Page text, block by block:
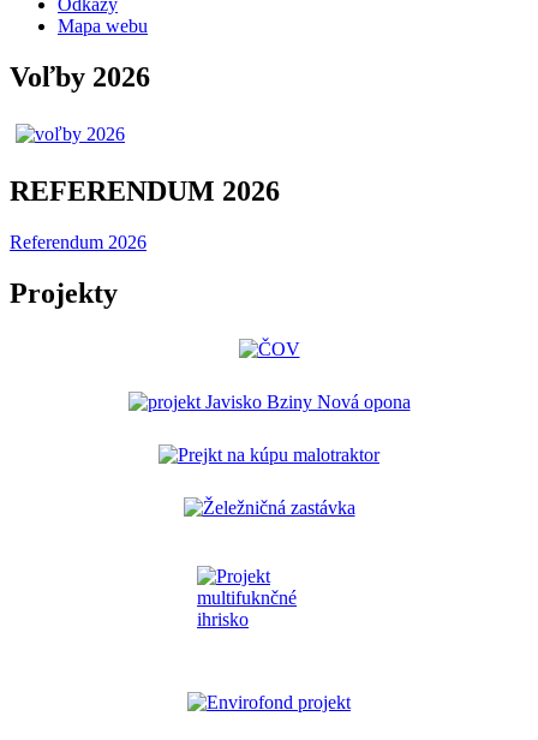
Odkazy
Mapa webu
Voľby 2026
REFERENDUM 2026
Referendum 2026
Projekty